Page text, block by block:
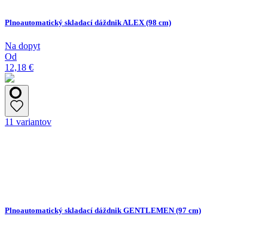
Plnoautomatický skladací dáždnik ALEX (98 cm)
Na dopyt
Od
12,18 €
11 variantov
Plnoautomatický skladací dáždnik GENTLEMEN (97 cm)